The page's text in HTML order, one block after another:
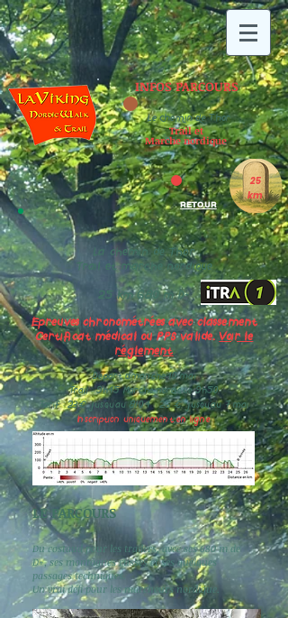
Le chemin de Thor
Trail et
Marche nordique
25
km
INFOS PARCOURS
La chemin de Thor
Trail et marche nordique
25 km 680 m D+
Epreuves chronométrées avec classement
Certificat médical ou PPS valide.Voir le
réglement
Départ dimanche 10 mai
Trail : 9h45 Marche nordique 9h50
Tarif : 23€ jusqu'au 8/04 26 € jusqu'au 7 mai
Inscription uniquement en ligne
LE PARCOURS
Du costaud pour les trailers, avec ses 680 m de
D+, ses montagnes russes et ses quelques
passages techniques.
Un vrai défi pour les marcheurs nordique.
RETOUR